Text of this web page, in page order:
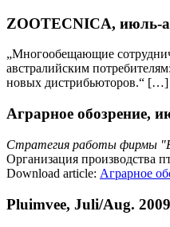
ZOOTECNICA, июль-
„Многообещающие
австралийским
новых дистрибьютoров.“ […]
Аграрное обозрение,
Стратегия работы фирмы
Организация производства
Download article: Аграрное
Pluimvee, Juli/Aug. 2009